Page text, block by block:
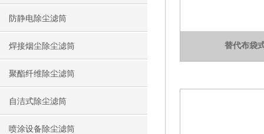
防静电除尘滤筒
焊接烟尘除尘滤筒
聚酯纤维除尘滤筒
自洁式除尘滤筒
喷涂设备除尘滤筒
替代布袋